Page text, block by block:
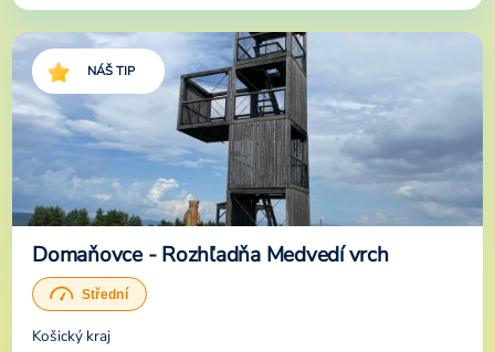
NÁŠ TIP
Domaňovce - Rozhľadňa Medvedí vrch
Košický kraj